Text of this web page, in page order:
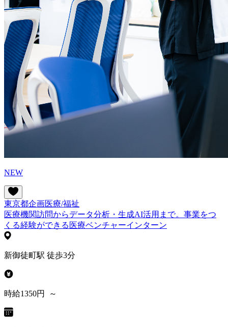
NEW
東京都企画医療/福祉
医療機関訪問からデータ分析・生成AI活用まで。事業をつ
くる経験ができる医療ベンチャーインターン
新御徒町駅 徒歩3分
時給1350円 ～